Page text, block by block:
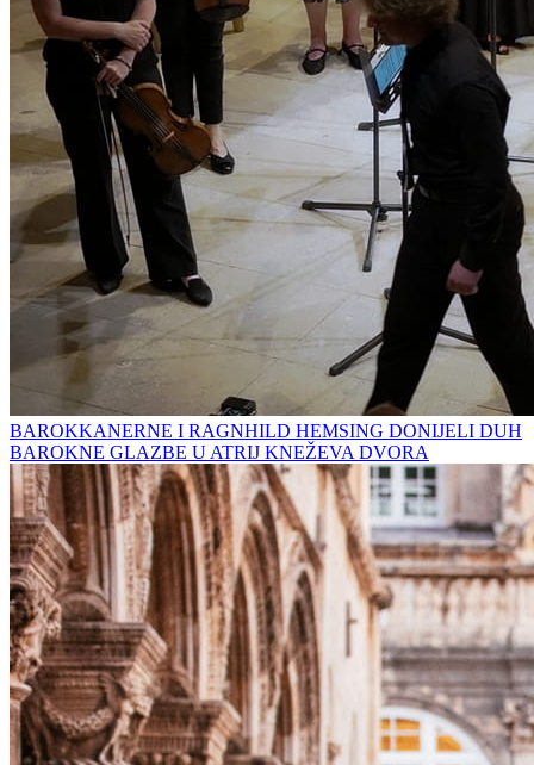
BAROKKANERNE I RAGNHILD HEMSING DONIJELI DUH
BAROKNE GLAZBE U ATRIJ KNEŽEVA DVORA